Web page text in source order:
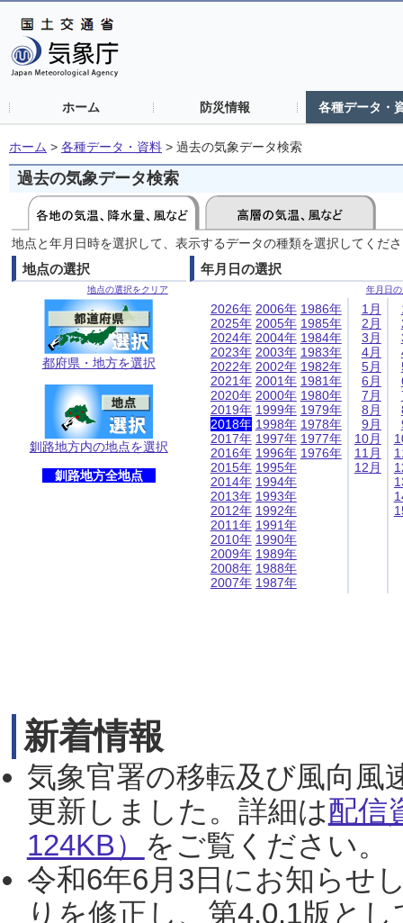
ホーム 防災情報 各種データ・
ホーム > 各種データ・資料 > 過去の気象データ検索
過去の気象データ検索
地点と年月日時を選択して、表示するデータの種類を選択してくだ
地点の選択
地点の選択をクリア
都府県・地方を選択
釧路地方内の地点を選択
釧路地方全地点
年月日の選択
年月日
2026年
2025年
2024年
2023年
2022年
2021年
2020年
2019年
2018年
2017年
2016年
2015年
2014年
2013年
2012年
2011年
2010年
2009年
2008年
2007年
2006年
2005年
2004年
2003年
2002年
2001年
2000年
1999年
1998年
1997年
1996年
1995年
1994年
1993年
1992年
1991年
1990年
1989年
1988年
1987年
1986年
1985年
1984年
1983年
1982年
1981年
1980年
1979年
1978年
1977年
1976年
1月
2月
3月
4月
5月
6月
7月
8月
9月
10月
11月
12月
新着情報
気象官署の移転及び風向風
更新しました。詳細は配信
124KB） をご覧ください。
令和6年6月3日にお知らせ
りを修正し、第4.0.1版と